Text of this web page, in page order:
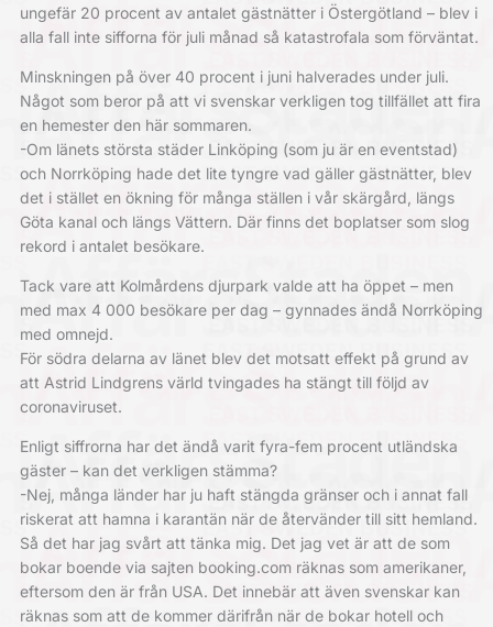
ungefär 20 procent av antalet gästnätter i Östergötland – blev i
alla fall inte sifforna för juli månad så katastrofala som förväntat.
Minskningen på över 40 procent i juni halverades under juli.
Något som beror på att vi svenskar verkligen tog tillfället att fira
en hemester den här sommaren.
-Om länets största städer Linköping (som ju är en eventstad)
och Norrköping hade det lite tyngre vad gäller gästnätter, blev
det i stället en ökning för många ställen i vår skärgård, längs
Göta kanal och längs Vättern. Där finns det boplatser som slog
rekord i antalet besökare.
Tack vare att Kolmårdens djurpark valde att ha öppet – men
med max 4 000 besökare per dag – gynnades ändå Norrköping
med omnejd.
För södra delarna av länet blev det motsatt effekt på grund av
att Astrid Lindgrens värld tvingades ha stängt till följd av
coronaviruset.
Enligt siffrorna har det ändå varit fyra-fem procent utländska
gäster – kan det verkligen stämma?
-Nej, många länder har ju haft stängda gränser och i annat fall
riskerat att hamna i karantän när de återvänder till sitt hemland.
Så det har jag svårt att tänka mig. Det jag vet är att de som
bokar boende via sajten booking.com räknas som amerikaner,
eftersom den är från USA. Det innebär att även svenskar kan
räknas som att de kommer därifrån när de bokar hotell och